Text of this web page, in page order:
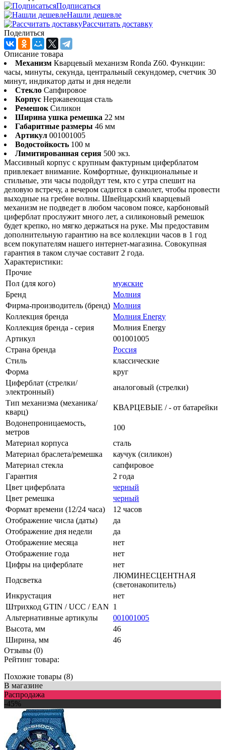
Подписаться
Нашли дешевле
Рассчитать доставку
Поделиться
Описание товара
Механизм Кварцевый механизм Ronda Z60. Функции:
часы, минуты, секунда, центральный секундомер, счетчик 30
минут, индикатор даты и дня недели
Стекло Сапфировое
Корпус Нержавеющая сталь
Ремешок Силикон
Ширина ушка ремешка 22 мм
Габаритные размеры 46 мм
Артикул 001001005
Водостойкость 100 м
Лимитированная серия 500 экз.
Массивный корпус с крупным фактурным циферблатом
привлекает внимание. Комфортные, функциональные и
стильные, эти часы подойдут тем, кто с утра спешит на
деловую встречу, а вечером садится в самолет, чтобы провести
выходные на гребне волны. Швейцарский кварцевый
механизм не подведет в любом часовом поясе, карбоновый
циферблат прослужит много лет, а силиконовый ремешок
будет крепко, но мягко держаться на руке. Мы предоставим
дополнительную гарантию на все коллекции часов в 1 год
всем покупателям нашего интернет-магазина. Совокупная
гарантия в таком случае составит 2 года.
Характеристики:
Прочие
Пол (для кого)
мужские
Бренд
Молния
Фирма-производитель (бренд) Молния
Коллекция бренда
Молния Energy
Коллекция бренда - серия
Молния Energy
Артикул
001001005
Страна бренда
Россия
Стиль
классические
Форма
круг
Циферблат (стрелки/
электронный)
аналоговый (стрелки)
Тип механизма (механика/
кварц)
КВАРЦЕВЫЕ / - от батарейки
Водонепроницаемость,
метров
100
Материал корпуса
сталь
Материал браслета/ремешка
каучук (силикон)
Материал стекла
сапфировое
Гарантия
2 года
Цвет циферблата
черный
Цвет ремешка
черный
Формат времени (12/24 часа)
12 часов
Отображение числа (даты)
да
Отображение дня недели
да
Отображение месяца
нет
Отображение года
нет
Цифры на циферблате
нет
Подсветка
ЛЮМИНЕСЦЕНТНАЯ
(светонакопитель)
Инкрустация
нет
Штрихкод GTIN / UCC / EAN 1
Альтернативные артикулы
001001005
Высота, мм
46
Ширина, мм
46
Отзывы (0)
Рейтинг товара:
Похожие товары (8)
В магазине
Распродажа
-45%